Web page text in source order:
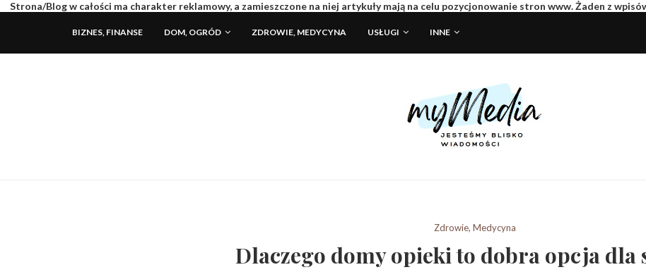
Strona/Blog w całości ma charakter reklamowy, a zamieszczone na niej artykuły mają na celu pozycjonowanie stron www. Żaden z
BIZNES, FINANSE DOM, OGRÓD ZDROWIE, MEDYCYNA USŁUGI INNE
Zdrowie, Medycyna
Dlaczego domy opieki to dobra opcja dla